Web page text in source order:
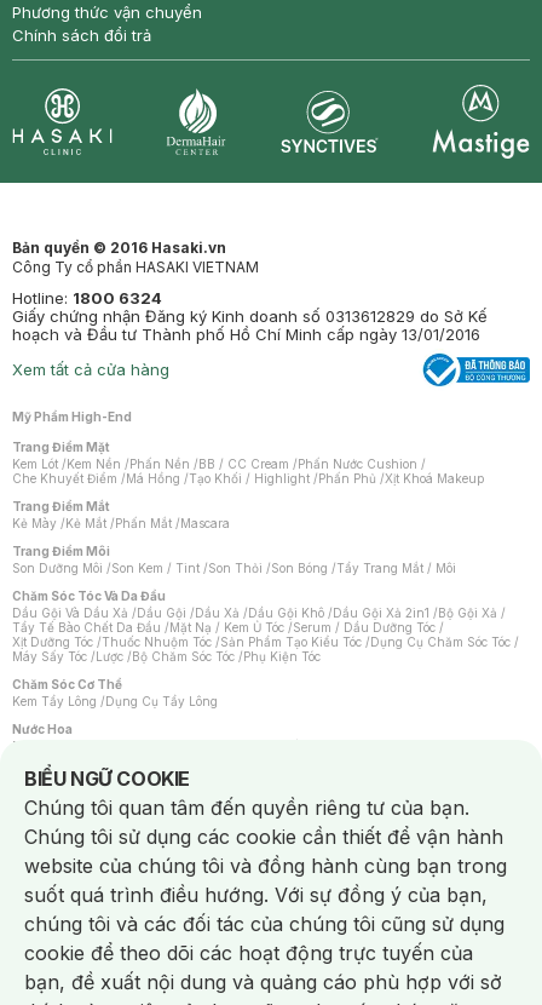
Phương thức vận chuyển
Chính sách đổi trả
Bản quyền © 2016 Hasaki.vn
Công Ty cổ phần HASAKI VIETNAM
Hotline: 1800 6324
Giấy chứng nhận Đăng ký Kinh doanh số 0313612829 do Sở Kế
hoạch và Đầu tư Thành phố Hồ Chí Minh cấp ngày 13/01/2016
Xem tất cả cửa hàng
Mỹ Phẩm High-End
Trang Điểm Mặt
Kem Lót /Kem Nền /Phấn Nền /BB / CC Cream /Phấn Nước Cushion /
Che Khuyết Điểm /Má Hồng /Tạo Khối / Highlight /Phấn Phủ /Xịt Khoá Makeup
Trang Điểm Mắt
Kẻ Mày /Kẻ Mắt /Phấn Mắt /Mascara
Trang Điểm Môi
Son Dưỡng Môi /Son Kem / Tint /Son Thỏi /Son Bóng /Tẩy Trang Mắt / Môi
Chăm Sóc Tóc Và Da Đầu
Dầu Gội Và Dầu Xả /Dầu Gội /Dầu Xả /Dầu Gội Khô /Dầu Gội Xả 2in1 /Bộ Gội Xả /
Tẩy Tế Bào Chết Da Đầu /Mặt Nạ / Kem Ủ Tóc /Serum / Dầu Dưỡng Tóc /
Xịt Dưỡng Tóc /Thuốc Nhuộm Tóc /Sản Phẩm Tạo Kiểu Tóc /Dụng Cụ Chăm Sóc Tóc /
Máy Sấy Tóc /Lược /Bộ Chăm Sóc Tóc /Phụ Kiện Tóc
Chăm Sóc Cơ Thể
Kem Tẩy Lông /Dụng Cụ Tẩy Lông
Nước Hoa
Nước Hoa Nữ
Chăm Sóc Cá Nhân
Chống Muỗi /Khẩu Trang /Máy Massage/Mặt Nạ Xông Hơi /Nước Rửa Tay/
Sản Phẩm Chăm Sóc Khác /Bàn Chải Đánh Răng /Bàn Chải Điện/
Hỗ Trợ Trắng Răng/Kem Đánh Răng /Máy Tăm Nước/ Nước Súc Miệng/
Tăm / Chỉ Nha Khoa/ Xịt Thơm Miệng / Dung Dịch Vệ Sinh/Dưỡng Vùng Kín/
Khăn Ướt Vệ Sinh Vùng Kín/Băng Vệ Sinh/Tampon/Bọt Cạo Râu /Dao Cạo Râu/
Máy Cạo Râu
Vấn Đề Về Da
Da Dầu / Lỗ Chân Lông To/ Da Khô / Mất Nước/ Da Lão Hóa/ Da Mụn/
Da Nhạy Cảm / Kích Ứng
Da Xỉn Màu Thâm / Nám / Tàn Nhang
Quầng Thâm & Bọng Mắt /Sẹo /Viêm Da Cơ Địa
Dụng Cụ / Phụ Kiện Chăm Sóc Da
Bông Tẩy Trang
Khăn Lau Mặt Khô Dụng Cụ / Máy Rửa Mặt Máy Chăm Sóc Da
BIỂU NGỮ COOKIE
Notice about cookies usage
Chúng tôi quan tâm đến quyền riêng tư của bạn.
Chúng tôi sử dụng các cookie cần thiết để vận hành
website của chúng tôi và đồng hành cùng bạn trong
suốt quá trình điều hướng. Với sự đồng ý của bạn,
chúng tôi và các đối tác của chúng tôi cũng sử dụng
cookie để theo dõi các hoạt động trực tuyến của
bạn, đề xuất nội dung và quảng cáo phù hợp với sở